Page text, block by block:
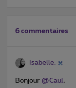
6 commentaires
Isabelle.
Bonjour ​ @Caul,